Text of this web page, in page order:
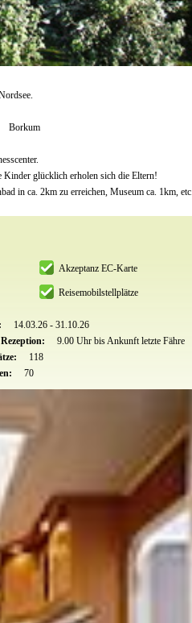
Borkum
glücklich erholen sich die Eltern!
in ca. 2km zu erreichen, Museum ca. 1km, etc.
Akzeptanz EC-Karte
Reisemobilstellplätze
14.03.26 - 31.10.26
9.00 Uhr bis Ankunft letzte Fähre
118
70